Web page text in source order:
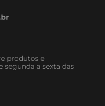
produtos e
segunda a sexta das